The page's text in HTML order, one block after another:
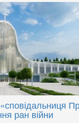
ран війни